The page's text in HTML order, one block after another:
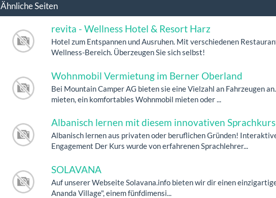
Ähnliche Seiten
revita - Wellness Hotel & Resort Harz
Hotel zum Entspannen und Ausruhen. Mit verschiedenen
Wellness-Bereich. Überzeugen Sie sich selbst!
Wohnmobil Vermietung im Berner Oberland
Bei Mountain Camper AG bieten sie eine Vielzahl an Fahrzeugen
mieten, ein komfortables Wohnmobil mieten oder ...
Albanisch lernen mit diesem innovativen Sprachkurs
Albanisch lernen aus privaten oder beruflichen Gründen!
Engagement Der Kurs wurde von erfahrenen Sprachlehrer...
SOLAVANA
Auf unserer Webseite Solavana.info bieten wir dir einen
Ananda Village", einem fünfdimensi...